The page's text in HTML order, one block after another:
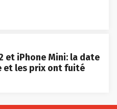
et iPhone Mini: la date
et les prix ont fuité